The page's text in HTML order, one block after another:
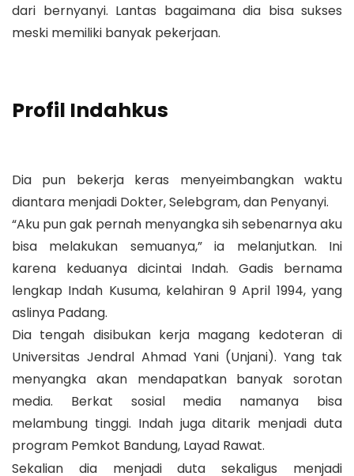
dari bernyanyi. Lantas bagaimana dia bisa sukses
meski memiliki banyak pekerjaan.
Profil Indahkus
Dia pun bekerja keras menyeimbangkan waktu
diantara menjadi Dokter, Selebgram, dan Penyanyi.
“Aku pun gak pernah menyangka sih sebenarnya aku
bisa melakukan semuanya,” ia melanjutkan. Ini
karena keduanya dicintai Indah. Gadis bernama
lengkap Indah Kusuma, kelahiran 9 April 1994, yang
aslinya Padang.
Dia tengah disibukan kerja magang kedoteran di
Universitas Jendral Ahmad Yani (Unjani). Yang tak
menyangka akan mendapatkan banyak sorotan
media. Berkat sosial media namanya bisa
melambung tinggi. Indah juga ditarik menjadi duta
program Pemkot Bandung, Layad Rawat.
Sekalian dia menjadi duta sekaligus menjadi